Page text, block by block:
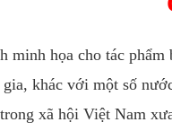
minh họa cho tác
khác với một số
xã hội Việt Nam